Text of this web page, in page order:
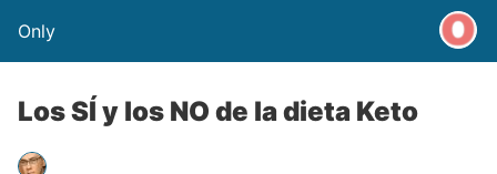
Only
Los SÍ y los NO de la dieta Keto